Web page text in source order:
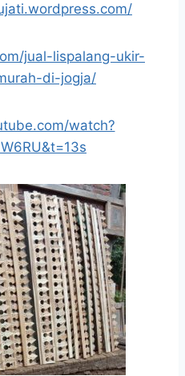
jual-lispalang-ukir-
di-jogja/
watch?